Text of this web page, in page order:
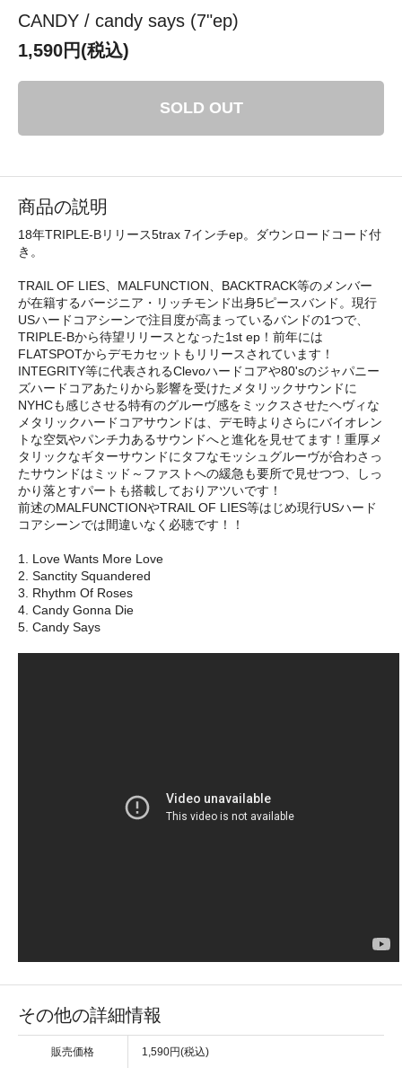
CANDY / candy says (7"ep)
1,590円(税込)
SOLD OUT
商品の説明
18年TRIPLE-Bリリース5trax 7インチep。ダウンロードコード付
き。
TRAIL OF LIES、MALFUNCTION、BACKTRACK等のメンバー
が在籍するバージニア・リッチモンド出身5ピースバンド。現行
USハードコアシーンで注目度が高まっているバンドの1つで、
TRIPLE-Bから待望リリースとなった1st ep！前年には
FLATSPOTからデモカセットもリリースされています！
INTEGRITY等に代表されるClevoハードコアや80'sのジャパニー
ズハードコアあたりから影響を受けたメタリックサウンドに
NYHCも感じさせる特有のグルーヴ感をミックスさせたヘヴィな
メタリックハードコアサウンドは、デモ時よりさらにバイオレン
トな空気やパンチ力あるサウンドへと進化を見せてます！重厚メ
タリックなギターサウンドにタフなモッシュグルーヴが合わさっ
たサウンドはミッド～ファストへの緩急も要所で見せつつ、しっ
かり落とすパートも搭載しておりアツいです！
前述のMALFUNCTIONやTRAIL OF LIES等はじめ現行USハード
コアシーンでは間違いなく必聴です！！
1. Love Wants More Love
2. Sanctity Squandered
3. Rhythm Of Roses
4. Candy Gonna Die
5. Candy Says
その他の詳細情報
販売価格 1,590円(税込)